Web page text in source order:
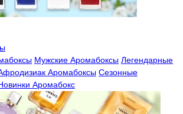
Мужские Аромабоксы Легендарные
Аромабоксы Сезонные
Аромабокс